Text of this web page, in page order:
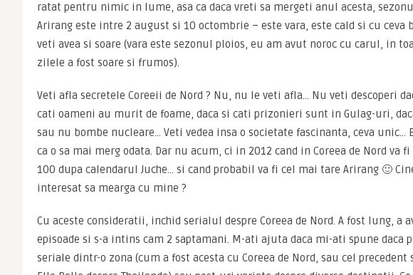
ratat pentru nimic in lume, asa ca daca vreti sa mergeti anul acesta,
Arirang este intre 2 august si 10 octombrie – este vara, este cald si cu ceva
veti avea si soare (vara este sezonul ploios, eu am avut noroc cu carul, in
zilele a fost soare si frumos).
Veti afla secretele Coreeii de Nord ? Nu, nu le veti afla… Nu veti descoperi
cati oameni au murit de foame, daca si cati prizonieri sunt in Gulag-uri,
sau nu bombe nucleare… Veti vedea insa o societate fascinanta, ceva unic…
ca o sa mai merg odata. Dar nu acum, ci in 2012 cand in Coreea de Nord va
100 dupa calendarul Juche… si cand probabil va fi cel mai tare Arirang 🙂
interesat sa mearga cu mine ?
Cu aceste consideratii, inchid serialul despre Coreea de Nord. A fost lung, a
episoade si s-a intins cam 2 saptamani. M-ati ajuta daca mi-ati spune daca
seriale dintr-o zona (cum a fost acesta cu Coreea de Nord, sau cel precedent